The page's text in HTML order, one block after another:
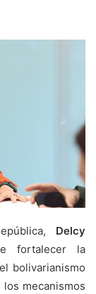
Delcy
fortalecer la
bolivarianismo
mecanismos